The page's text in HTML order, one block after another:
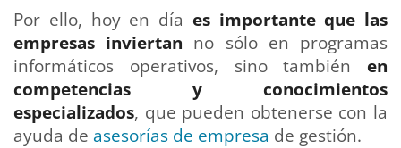
Por ello, hoy en día es importante que las
empresas inviertan no sólo en programas
informáticos operativos, sino también en
competencias y conocimientos
especializados, que pueden obtenerse con la
ayuda de asesorías de empresa de gestión.